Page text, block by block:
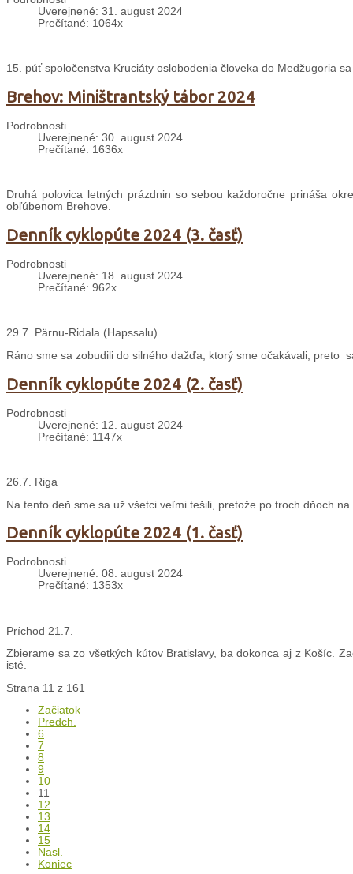
Uverejnené: 31. august 2024
Prečítané: 1064x
15. púť spoločenstva Kruciáty oslobodenia človeka do Medžugoria
Brehov: Miništrantský tábor 2024
Podrobnosti
Uverejnené: 30. august 2024
Prečítané: 1636x
Druhá polovica letných prázdnin so sebou každoročne prináša
obľúbenom Brehove.
Denník cyklopúte 2024 (3. časť)
Podrobnosti
Uverejnené: 18. august 2024
Prečítané: 962x
29.7. Pärnu-Ridala (Hapssalu)
Ráno sme sa zobudili do silného dažďa, ktorý sme očakávali, preto
Denník cyklopúte 2024 (2. časť)
Podrobnosti
Uverejnené: 12. august 2024
Prečítané: 1147x
26.7. Riga
Na tento deň sme sa už všetci veľmi tešili, pretože po troch dňoch
Denník cyklopúte 2024 (1. časť)
Podrobnosti
Uverejnené: 08. august 2024
Prečítané: 1353x
Príchod 21.7.
Zbierame sa zo všetkých kútov Bratislavy, ba dokonca aj z Košíc.
isté.
Strana 11 z 161
Začiatok
Predch.
6
7
8
9
10
11
12
13
14
15
Nasl.
Koniec